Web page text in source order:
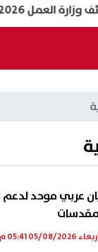
جنيه
عربي موحد لدعم
08/2026 05:41 م